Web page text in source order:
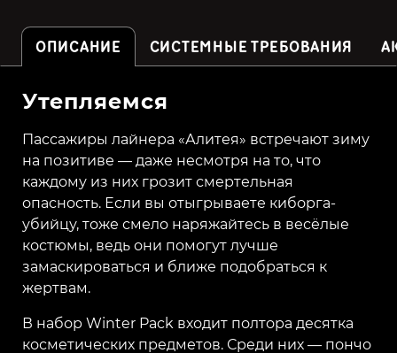
ОПИСАНИЕ СИСТЕМНЫЕ ТРЕБОВАНИЯ
Утепляемся
Пассажиры лайнера «Алитея» встречают зиму
на позитиве — даже несмотря на то, что
каждому из них грозит смертельная
опасность. Если вы отыгрываете киборга-
убийцу, тоже смело наряжайтесь в весёлые
костюмы, ведь они помогут лучше
замаскироваться и ближе подобраться к
жертвам.
В набор Winter Pack входит полтора десятка
косметических предметов. Среди них — пончо